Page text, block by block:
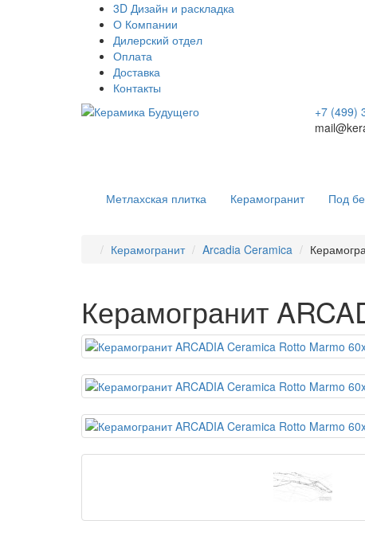
3D Дизайн и раскладка
О Компании
Дилерский отдел
Оплата
Доставка
Контакты
+7 (499)
Метлахская плитка Керамогранит Под
Керамогранит Arcadia Ceramica
Керамогранит